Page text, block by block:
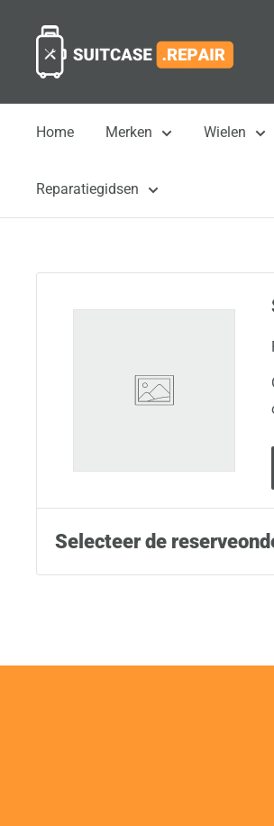
inhoudSuitcase.Repair
Home Merken Wielen
Reparatiegidsen
Selecteer de